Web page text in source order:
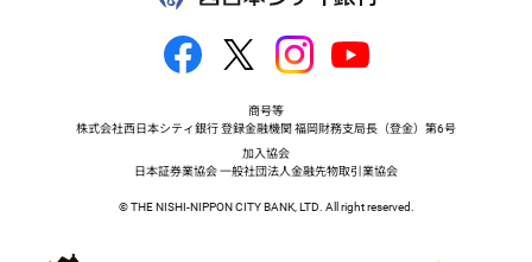
商号等
株式会社西日本シティ銀行 登録金融機関 福岡財務支局長（登金）第6号
加入協会
日本証券業協会 一般社団法人金融先物取引業協会
© THE NISHI-NIPPON CITY BANK, LTD. All right reserved.